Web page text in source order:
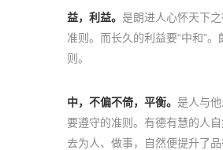
益，利益。 是朗进人心怀天下
准则。而长久的利益要“中和”
则。
中，不偏不倚，平衡。 是人与
要遵守的准则。有德有慧的人自
去为人、做事，自然便提升了品